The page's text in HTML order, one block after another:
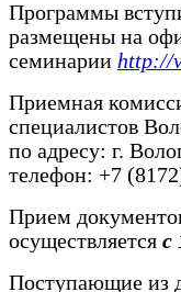
Программы
размещены на
семинарии http://
Приемная
специалистов
по адресу: г.
телефон: +7
Прием
осуществляется с
Поступающие из